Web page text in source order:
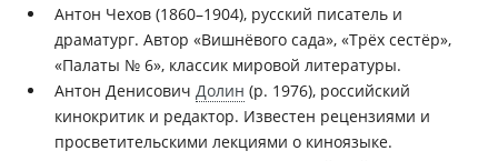
Антон Чехов (1860–1904), русский писатель и
драматург. Автор «Вишнёвого сада», «Трёх сестёр»,
«Палаты № 6», классик мировой литературы.
Антон Денисович Долин (р. 1976), российский
кинокритик и редактор. Известен рецензиями и
просветительскими лекциями о киноязыке.